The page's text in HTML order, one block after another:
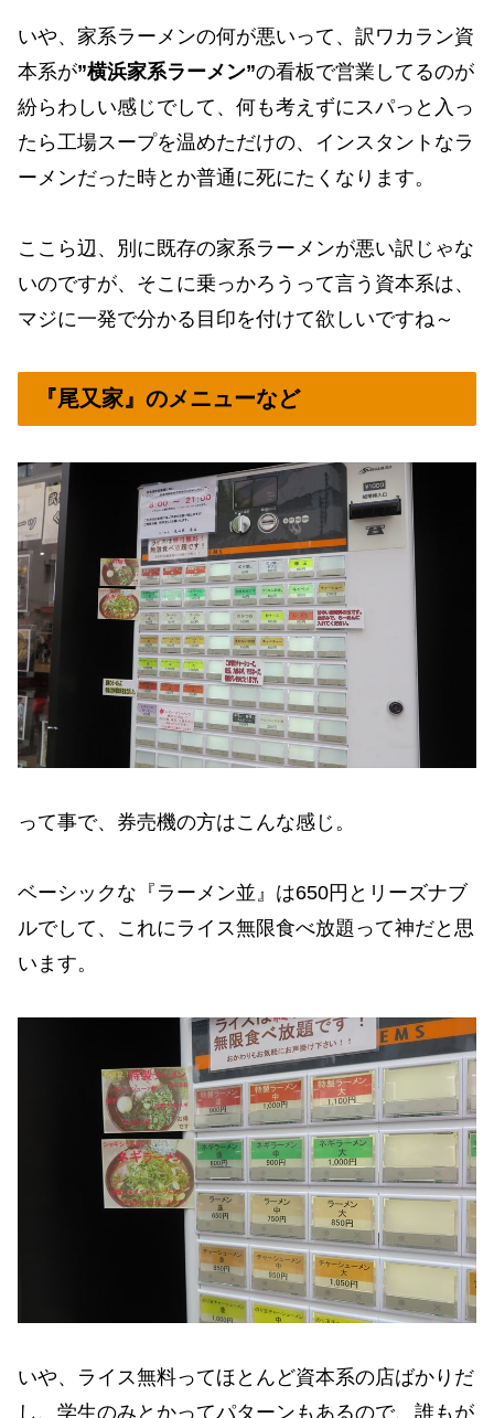
いや、家系ラーメンの何が悪いって、訳ワカラン資
本系が”横浜家系ラーメン”の看板で営業してるのが
紛らわしい感じでして、何も考えずにスパっと入っ
たら工場スープを温めただけの、インスタントなラ
ーメンだった時とか普通に死にたくなります。
ここら辺、別に既存の家系ラーメンが悪い訳じゃな
いのですが、そこに乗っかろうって言う資本系は、
マジに一発で分かる目印を付けて欲しいですね～
『尾又家』のメニューなど
って事で、券売機の方はこんな感じ。
ベーシックな『ラーメン並』は650円とリーズナブ
ルでして、これにライス無限食べ放題って神だと思
います。
いや、ライス無料ってほとんど資本系の店ばかりだ
し、学生のみとかってパターンもあるので、誰もが